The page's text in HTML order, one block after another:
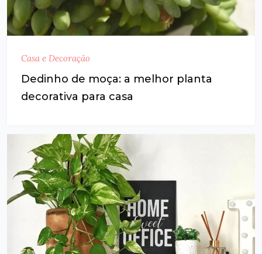
Casa e Decoração
Dedinho de moça: a melhor planta
decorativa para casa